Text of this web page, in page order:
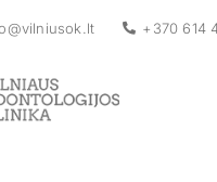
+370 614